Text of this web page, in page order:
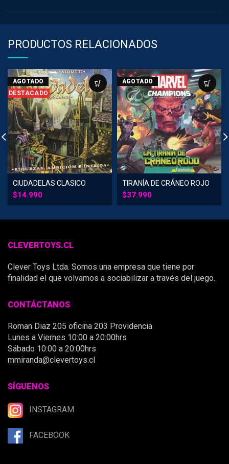
PRODUCTOS RELACIONADOS
AGOTADO
DESTACADO
CIUDADELAS CLASICO
$14.990
AGOTADO
TIRANÍA DE CRÁNEO ROJO
$37.990
CLEVERTOYS.CL
Clever Toys Ltda. Somos una empresa que tiene por
finalidad el que volvamos a sociabilizar a través del juego.
CONTÁCTANOS
Roman Diaz 205 oficina 203 Providencia
Lunes a Viernes 10:00 a 20:00hrs
Sábado 10:00 a 20:00hrs
mmiranda@clevertoys.cl
SÍGUENOS
INSTAGRAM
FACEBOOK